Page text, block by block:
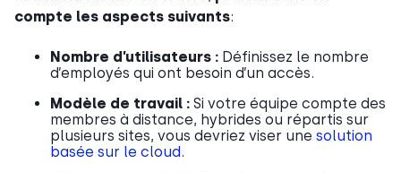
compte les aspects suivants:
Nombre d’utilisateurs : Définissez le nombre
d’employés qui ont besoin d’un accès.
Modèle de travail : Si votre équipe compte des
membres à distance, hybrides ou répartis sur
plusieurs sites, vous devriez viser une solution
basée sur le cloud.